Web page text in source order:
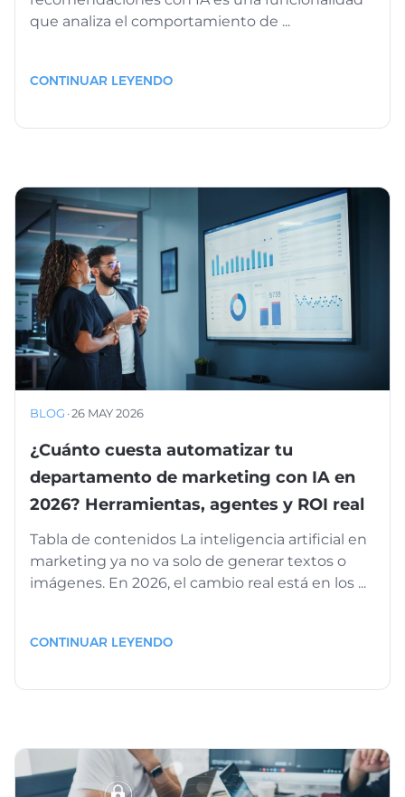
que analiza el comportamiento de ...
CONTINUAR LEYENDO
BLOG ·26 MAY 2026
¿Cuánto cuesta automatizar tu
departamento de marketing con IA en
2026? Herramientas, agentes y ROI real
Tabla de contenidos La inteligencia artificial en
marketing ya no va solo de generar textos o
imágenes. En 2026, el cambio real está en los ...
CONTINUAR LEYENDO